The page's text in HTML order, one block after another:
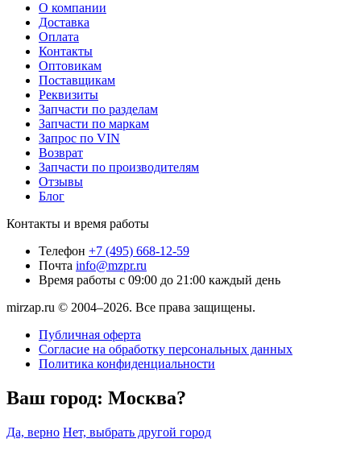
О компании
Доставка
Оплата
Контакты
Оптовикам
Поставщикам
Реквизиты
Запчасти по разделам
Запчасти по маркам
Запрос по VIN
Возврат
Запчасти по производителям
Отзывы
Блог
Контакты и время работы
Телефон +7 (495) 668-12-59
Почта info@mzpr.ru
Время работы с 09:00 до 21:00 каждый день
mirzap.ru © 2004–2026. Все права защищены.
Публичная оферта
Согласие на обработку персональных данных
Политика конфиденциальности
Ваш город: Москва?
Да, верно Нет, выбрать другой город